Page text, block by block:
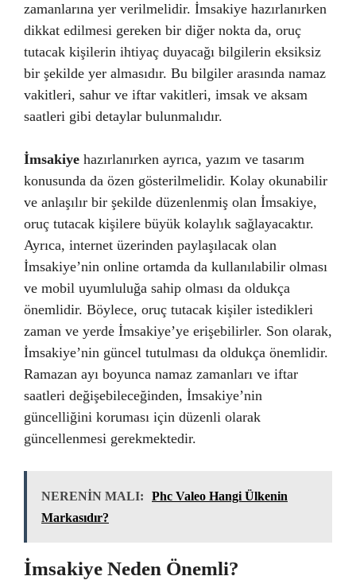
zamanlarına yer verilmelidir. İmsakiye hazırlanırken
dikkat edilmesi gereken bir diğer nokta da, oruç
tutacak kişilerin ihtiyaç duyacağı bilgilerin eksiksiz
bir şekilde yer almasıdır. Bu bilgiler arasında namaz
vakitleri, sahur ve iftar vakitleri, imsak ve aksam
saatleri gibi detaylar bulunmalıdır.
İmsakiye hazırlanırken ayrıca, yazım ve tasarım
konusunda da özen gösterilmelidir. Kolay okunabilir
ve anlaşılır bir şekilde düzenlenmiş olan İmsakiye,
oruç tutacak kişilere büyük kolaylık sağlayacaktır.
Ayrıca, internet üzerinden paylaşılacak olan
İmsakiye’nin online ortamda da kullanılabilir olması
ve mobil uyumluluğa sahip olması da oldukça
önemlidir. Böylece, oruç tutacak kişiler istedikleri
zaman ve yerde İmsakiye’ye erişebilirler. Son olarak,
İmsakiye’nin güncel tutulması da oldukça önemlidir.
Ramazan ayı boyunca namaz zamanları ve iftar
saatleri değişebileceğinden, İmsakiye’nin
güncelliğini koruması için düzenli olarak
güncellenmesi gerekmektedir.
NERENİN MALI:
Phc Valeo Hangi Ülkenin
Markasıdır?
İmsakiye Neden Önemli?